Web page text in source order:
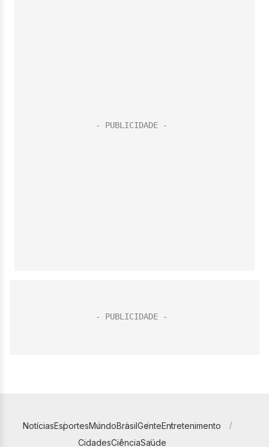
NotíciasEsportesMundoBrasilGenteEntretenimento
CidadesCiênciaSaúde